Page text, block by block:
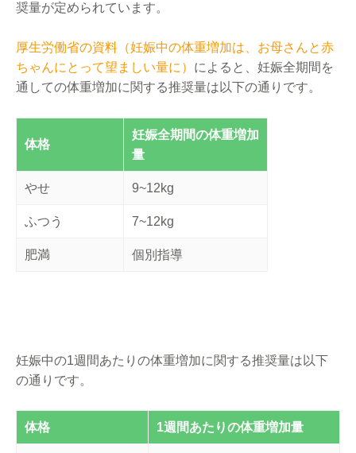
奨量が定められています。
厚生労働省の資料（妊娠中の体重増加は、お母さんと赤
ちゃんにとって望ましい量に） によると、妊娠全期間を
通しての体重増加に関する推奨量は以下の通りです。
体格
妊娠全期間の体重増加
量
やせ 9~12kg
ふつう 7~12kg
肥満 個別指導
妊娠中の1週間あたりの体重増加に関する推奨量は以下
の通りです。
体格 1週間あたりの体重増加量